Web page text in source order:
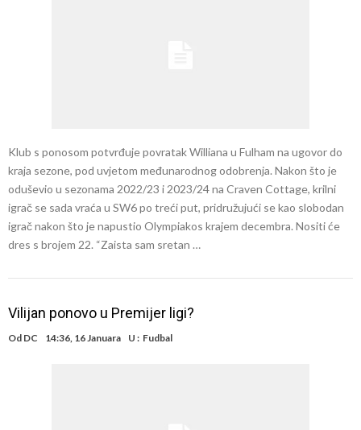
Klub s ponosom potvrđuje povratak Williana u Fulham na ugovor do
kraja sezone, pod uvjetom međunarodnog odobrenja. Nakon što je
oduševio u sezonama 2022/23 i 2023/24 na Craven Cottage, krilni
igrač se sada vraća u SW6 po treći put, pridružujući se kao slobodan
igrač nakon što je napustio Olympiakos krajem decembra. Nositi će
dres s brojem 22. “Zaista sam sretan …
Vilijan ponovo u Premijer ligi?
Od DC 14:36, 16 Januara U : Fudbal